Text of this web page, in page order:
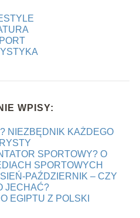
WPISY:
NIEZBĘDNIK KAŻDEGO
SPORTOWY? O
SPORTOWYCH
PAŹDZIERNIK – CZY
JECHAĆ?
EGIPTU Z POLSKI